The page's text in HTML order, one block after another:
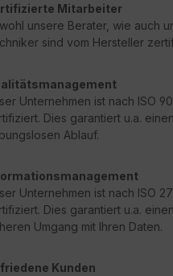
Mitarbeiter
unsere Berater, wie auch
sind vom Hersteller
Unternehmen ist nach ISO
Dies garantiert u.a. einen
Ablauf.
Unternehmen ist nach ISO
Dies garantiert u.a. einen
Umgang mit Ihren Daten.
Kunden